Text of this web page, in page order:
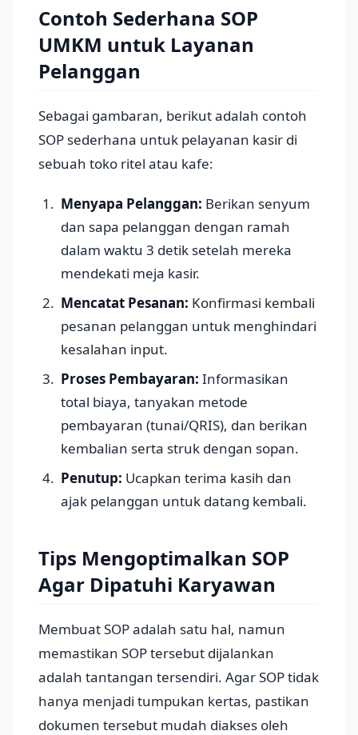
Contoh Sederhana SOP
UMKM untuk Layanan
Pelanggan
Sebagai gambaran, berikut adalah contoh
SOP sederhana untuk pelayanan kasir di
sebuah toko ritel atau kafe:
Menyapa Pelanggan: Berikan senyum
dan sapa pelanggan dengan ramah
dalam waktu 3 detik setelah mereka
mendekati meja kasir.
Mencatat Pesanan: Konfirmasi kembali
pesanan pelanggan untuk menghindari
kesalahan input.
Proses Pembayaran: Informasikan
total biaya, tanyakan metode
pembayaran (tunai/QRIS), dan berikan
kembalian serta struk dengan sopan.
Penutup: Ucapkan terima kasih dan
ajak pelanggan untuk datang kembali.
Tips Mengoptimalkan SOP
Agar Dipatuhi Karyawan
Membuat SOP adalah satu hal, namun
memastikan SOP tersebut dijalankan
adalah tantangan tersendiri. Agar SOP tidak
hanya menjadi tumpukan kertas, pastikan
dokumen tersebut mudah diakses oleh